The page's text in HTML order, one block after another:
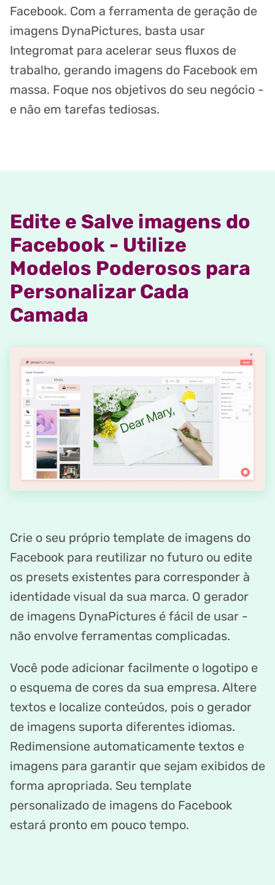
Facebook. Com a ferramenta de geração de
imagens DynaPictures, basta usar
Integromat para acelerar seus fluxos de
trabalho, gerando imagens do Facebook em
massa. Foque nos objetivos do seu negócio -
e não em tarefas tediosas.
Edite e Salve imagens do
Facebook - Utilize
Modelos Poderosos para
Personalizar Cada
Camada
Crie o seu próprio template de imagens do
Facebook para reutilizar no futuro ou edite
os presets existentes para corresponder à
identidade visual da sua marca. O gerador
de imagens DynaPictures é fácil de usar -
não envolve ferramentas complicadas.
Você pode adicionar facilmente o logotipo e
o esquema de cores da sua empresa. Altere
textos e localize conteúdos, pois o gerador
de imagens suporta diferentes idiomas.
Redimensione automaticamente textos e
imagens para garantir que sejam exibidos de
forma apropriada. Seu template
personalizado de imagens do Facebook
estará pronto em pouco tempo.